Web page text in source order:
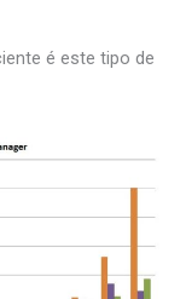
é este tipo de